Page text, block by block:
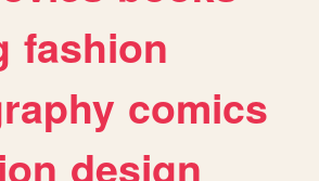
fashion
comics
design